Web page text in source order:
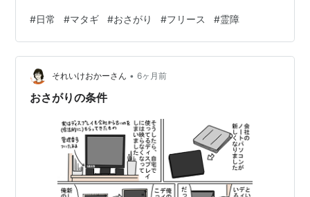
サン君が着てもぶかぶかだ。 知らない爺さんのお古なん
て嫌がるかと思ったらその暖かさと手触りにすっかりご
機嫌のオッサン君だった。 ただ一つ、 「でも…そのどっ
かの爺さんは、何でこんないい上着をくれたんだろう。
もしかして…死んだのかも。 だって爺さんなんだろう？
#日常 #マタギ #おさがり #フリース #霊障
それいけおかーさん • 6ヶ月前
おさがりの条件